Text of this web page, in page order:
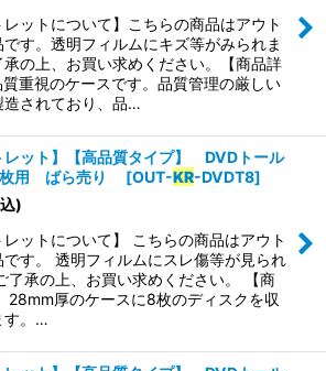
レットについて】こちらの商品はアウト
です。透明フィルムにキズ等がみられま
承の上、お買い求めください。【商品詳
重視のケースです。品質管理の厳しい
造されており、品…
レット】【高品質タイプ】 DVDトール
枚用 ばら売り
[OUT-KR-DVDT8]
)
レットについて】 こちらの商品はアウト
です。 透明フィルムにスレ傷等が見られ
了承の上、お買い求めください。 【商
28mm厚のケースに8枚のディスクを収
す。…